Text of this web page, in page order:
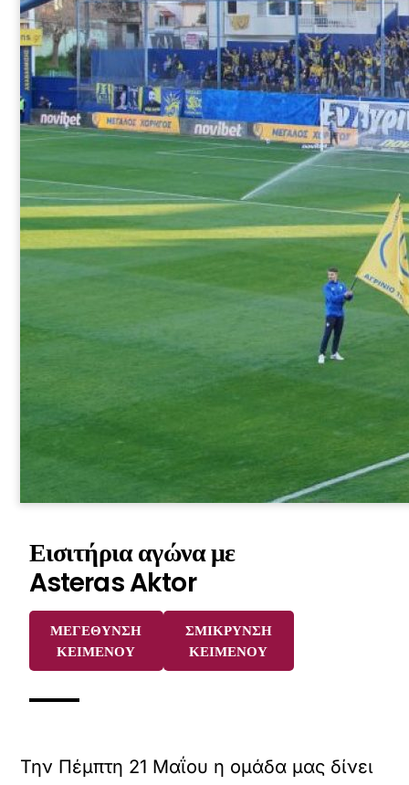
Εισιτήρια αγώνα με
Asteras Aktor
ΜΕΓΕΘΥΝΣΗ
ΚΕΙΜΕΝΟΥ
ΣΜΙΚΡΥΝΣΗ
ΚΕΙΜΕΝΟΥ
Την Πέμπτη 21 Μαΐου η ομάδα μας δίνει